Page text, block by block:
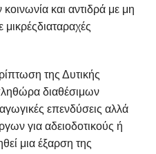
και αντιδρά με μη
της Δυτικής
διαθέσιμων
επενδύσεις αλλά
για αδειοδοτικούς ή
μια έξαρση της